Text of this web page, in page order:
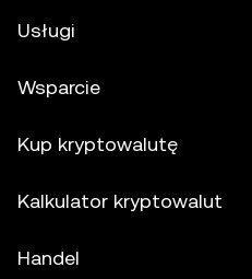
Usługi
Wsparcie
Kup kryptowalutę
Kalkulator kryptowalut
Handel